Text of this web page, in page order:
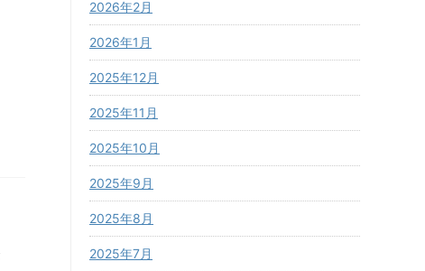
2026年2月
2026年1月
2025年12月
2025年11月
2025年10月
2025年9月
2025年8月
2025年7月